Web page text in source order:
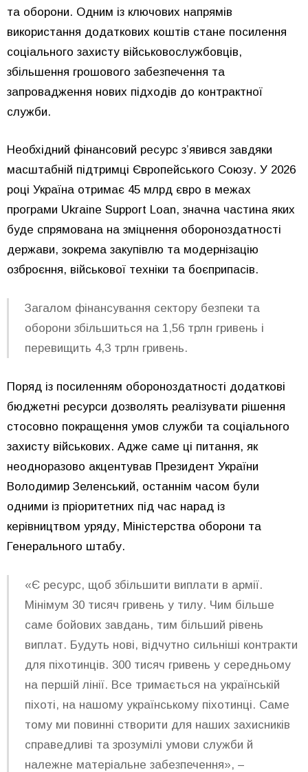
та оборони. Одним із ключових напрямів
використання додаткових коштів стане посилення
соціального захисту військовослужбовців,
збільшення грошового забезпечення та
запровадження нових підходів до контрактної
служби.
Необхідний фінансовий ресурс з’явився завдяки
масштабній підтримці Європейського Союзу. У 2026
році Україна отримає 45 млрд євро в межах
програми Ukraine Support Loan, значна частина яких
буде спрямована на зміцнення обороноздатності
держави, зокрема закупівлю та модернізацію
озброєння, військової техніки та боєприпасів.
Загалом фінансування сектору безпеки та
оборони збільшиться на 1,56 трлн гривень і
перевищить 4,3 трлн гривень.
Поряд із посиленням обороноздатності додаткові
бюджетні ресурси дозволять реалізувати рішення
стосовно покращення умов служби та соціального
захисту військових. Адже саме ці питання, як
неодноразово акцентував Президент України
Володимир Зеленський, останнім часом були
одними із пріоритетних під час нарад із
керівництвом уряду, Міністерства оборони та
Генерального штабу.
«Є ресурс, щоб збільшити виплати в армії.
Мінімум 30 тисяч гривень у тилу. Чим більше
саме бойових завдань, тим більший рівень
виплат. Будуть нові, відчутно сильніші контракти
для піхотинців. 300 тисяч гривень у середньому
на першій лінії. Все тримається на українській
піхоті, на нашому українському піхотинці. Саме
тому ми повинні створити для наших захисників
справедливі та зрозумілі умови служби й
належне матеріальне забезпечення», –